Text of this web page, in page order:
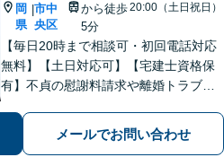
岡
県
|市中
央区
から徒歩
5分
20:00（土日祝日）
【毎日20時まで相談可・初回電話対応
無料】【土日対応可】【宅建士資格保
有】不貞の慰謝料請求や離婚トラブ
務、ITサービストラブルなど幅広く対
応。あなたのパートナーとして、粘り
メールでお問い合わせ